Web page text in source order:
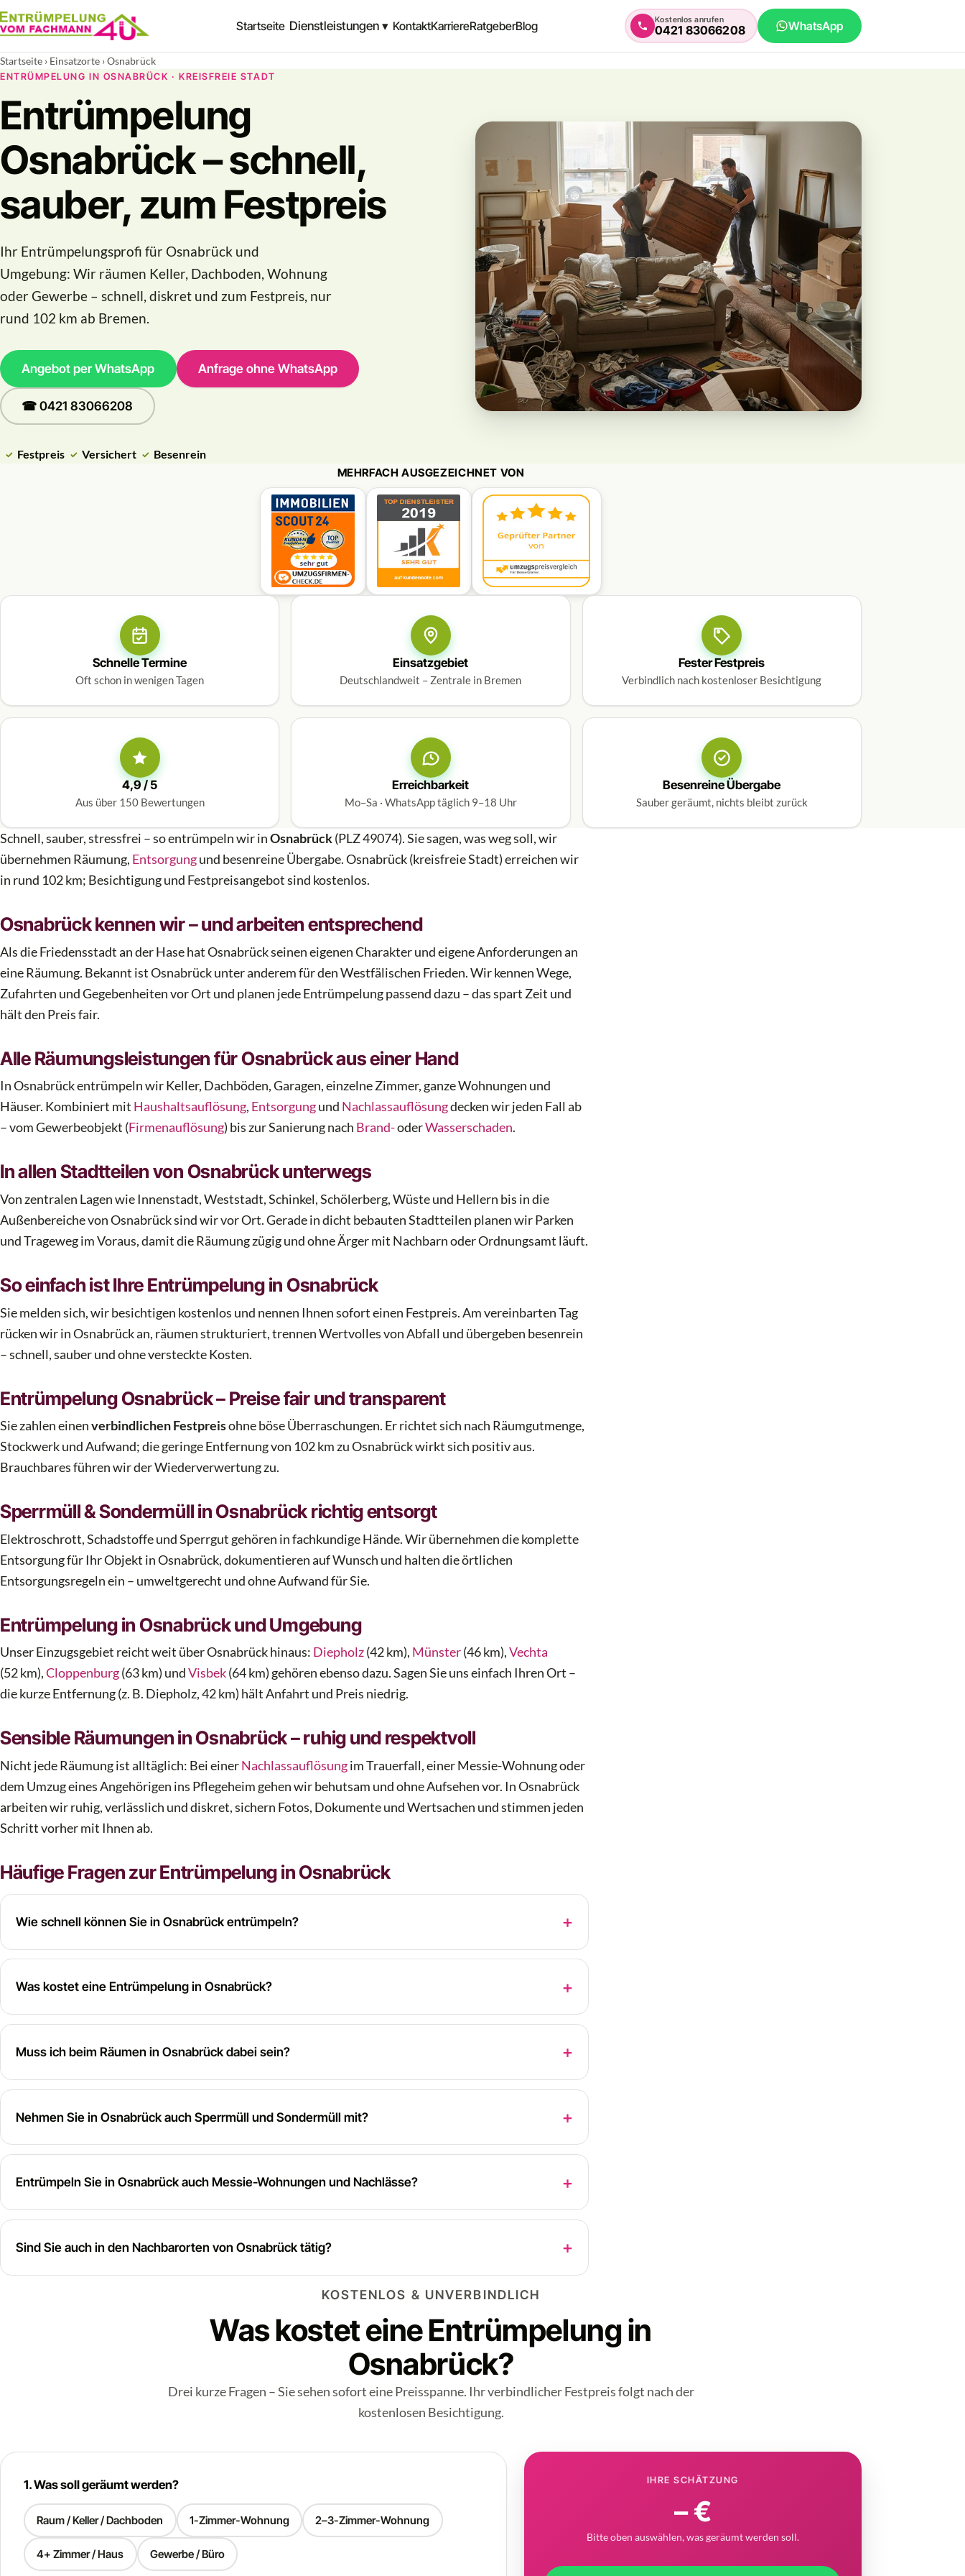
Startseite Dienstleistungen ▾ KontaktKarriereRatgeberBlog Kostenlos anrufen
0421 83066208 WhatsApp
Startseite › Einsatzorte › Osnabrück
ENTRÜMPELUNG IN OSNABRÜCK · KREISFREIE STADT
Entrümpelung
Osnabrück – schnell,
sauber, zum Festpreis
Ihr Entrümpelungsprofi für Osnabrück und
Umgebung: Wir räumen Keller, Dachboden, Wohnung
oder Gewerbe – schnell, diskret und zum Festpreis, nur
rund 102 km ab Bremen.
Angebot per WhatsApp Anfrage ohne WhatsApp
☎ 0421 83066208
Festpreis Versichert Besenrein
MEHRFACH AUSGEZEICHNET VON
Schnelle Termine
Oft schon in wenigen Tagen
Einsatzgebiet
Deutschlandweit – Zentrale in Bremen
Fester Festpreis
Verbindlich nach kostenloser Besichtigung
4,9 / 5
Aus über 150 Bewertungen
Erreichbarkeit
Mo–Sa · WhatsApp täglich 9–18 Uhr
Besenreine Übergabe
Sauber geräumt, nichts bleibt zurück
Schnell, sauber, stressfrei – so entrümpeln wir inOsnabrück(PLZ 49074). Sie sagen, was weg soll, wir
übernehmen Räumung, Entsorgungund besenreine Übergabe. Osnabrück (kreisfreie Stadt) erreichen wir
in rund 102 km; Besichtigung und Festpreisangebot sind kostenlos.
Osnabrück kennen wir – und arbeiten entsprechend
Als die Friedensstadt an der Hase hat Osnabrück seinen eigenen Charakter und eigene Anforderungen an
eine Räumung. Bekannt ist Osnabrück unter anderem für den Westfälischen Frieden. Wir kennen Wege,
Zufahrten und Gegebenheiten vor Ort und planen jede Entrümpelung passend dazu – das spart Zeit und
hält den Preis fair.
Alle Räumungsleistungen für Osnabrück aus einer Hand
In Osnabrück entrümpeln wir Keller, Dachböden, Garagen, einzelne Zimmer, ganze Wohnungen und
Häuser. Kombiniert mit Haushaltsauflösung, Entsorgungund Nachlassauflösungdecken wir jeden Fall ab
– vom Gewerbeobjekt (Firmenauflösung) bis zur Sanierung nach Brand-oderWasserschaden.
In allen Stadtteilen von Osnabrück unterwegs
Von zentralen Lagen wie Innenstadt, Weststadt, Schinkel, Schölerberg, Wüste und Hellern bis in die
Außenbereiche von Osnabrück sind wir vor Ort. Gerade in dicht bebauten Stadtteilen planen wir Parken
und Trageweg im Voraus, damit die Räumung zügig und ohne Ärger mit Nachbarn oder Ordnungsamt läuft.
So einfach ist Ihre Entrümpelung in Osnabrück
Sie melden sich, wir besichtigen kostenlos und nennen Ihnen sofort einen Festpreis. Am vereinbarten Tag
rücken wir in Osnabrück an, räumen strukturiert, trennen Wertvolles von Abfall und übergeben besenrein
– schnell, sauber und ohne versteckte Kosten.
Entrümpelung Osnabrück – Preise fair und transparent
Sie zahlen einenverbindlichen Festpreisohne böse Überraschungen. Er richtet sich nach Räumgutmenge,
Stockwerk und Aufwand; die geringe Entfernung von 102 km zu Osnabrück wirkt sich positiv aus.
Brauchbares führen wir der Wiederverwertung zu.
Sperrmüll & Sondermüll in Osnabrück richtig entsorgt
Elektroschrott, Schadstoffe und Sperrgut gehören in fachkundige Hände. Wir übernehmen die komplette
Entsorgung für Ihr Objekt in Osnabrück, dokumentieren auf Wunsch und halten die örtlichen
Entsorgungsregeln ein – umweltgerecht und ohne Aufwand für Sie.
Entrümpelung in Osnabrück und Umgebung
Unser Einzugsgebiet reicht weit über Osnabrück hinaus: Diepholz(42 km), Münster(46 km),Vechta
(52 km),Cloppenburg(63 km) undVisbek(64 km) gehören ebenso dazu. Sagen Sie uns einfach Ihren Ort –
die kurze Entfernung (z. B. Diepholz, 42 km) hält Anfahrt und Preis niedrig.
Sensible Räumungen in Osnabrück – ruhig und respektvoll
Nicht jede Räumung ist alltäglich: Bei einerNachlassauflösungim Trauerfall, einer Messie-Wohnung oder
dem Umzug eines Angehörigen ins Pflegeheim gehen wir behutsam und ohne Aufsehen vor. In Osnabrück
arbeiten wir ruhig, verlässlich und diskret, sichern Fotos, Dokumente und Wertsachen und stimmen jeden
Schritt vorher mit Ihnen ab.
Häufige Fragen zur Entrümpelung in Osnabrück
Wie schnell können Sie in Osnabrück entrümpeln?
Was kostet eine Entrümpelung in Osnabrück?
Muss ich beim Räumen in Osnabrück dabei sein?
Nehmen Sie in Osnabrück auch Sperrmüll und Sondermüll mit?
Entrümpeln Sie in Osnabrück auch Messie-Wohnungen und Nachlässe?
Sind Sie auch in den Nachbarorten von Osnabrück tätig?
KOSTENLOS & UNVERBINDLICH
Was kostet eine Entrümpelung in
Osnabrück?
Drei kurze Fragen – Sie sehen sofort eine Preisspanne. Ihr verbindlicher Festpreis folgt nach der
kostenlosen Besichtigung.
1. Was soll geräumt werden?
Raum / Keller / Dachboden 1-Zimmer-Wohnung 2–3-Zimmer-Wohnung
4+ Zimmer / Haus Gewerbe / Büro
IHRE SCHÄTZUNG
– €
Bitte oben auswählen, was geräumt werden soll.